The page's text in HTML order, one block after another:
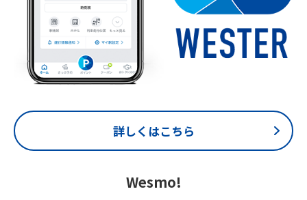
詳しくはこちら
Wesmo!